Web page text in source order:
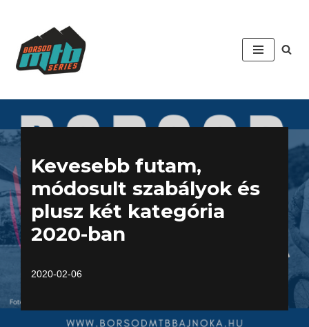
Skip
to
content
Kevesebb futam,
módosult szabályok és
plusz két kategória
2020-ban
2020-02-06